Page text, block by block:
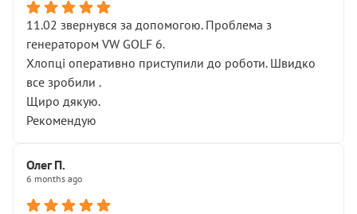
11.02 звернувся за допомогою. Проблема з
генератором VW GOLF 6.
Хлопці оперативно приступили до роботи. Швидко
все зробили .
Щиро дякую.
Рекомендую
Олег П.
6 months ago